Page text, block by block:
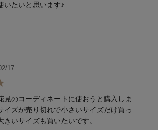
いたいと思います♪
17
見のコーディネートに使おうと購入しま
イズが売り切れで小さいサイズだけ買っ
きいサイズも買いたいです。